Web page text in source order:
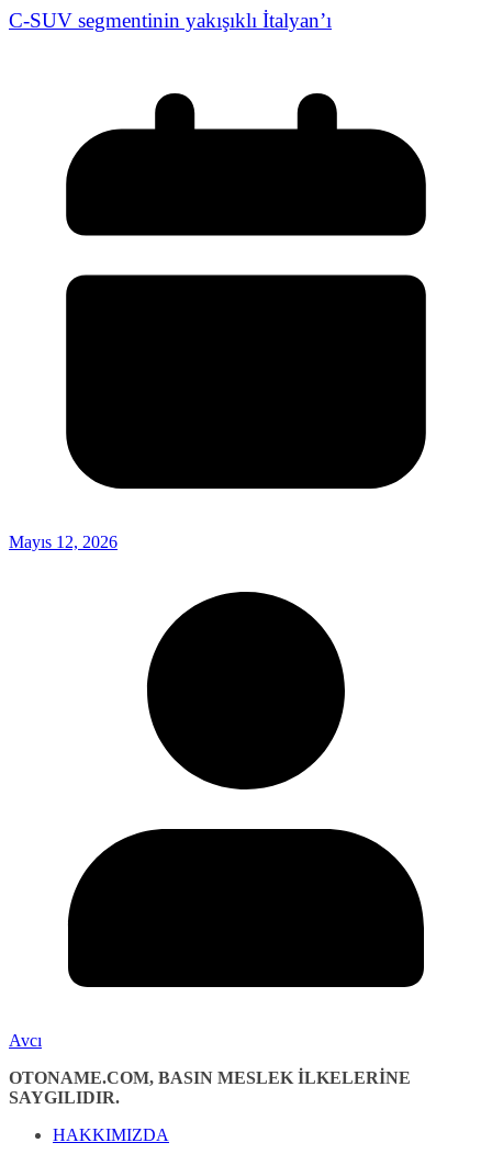
C-SUV segmentinin yakışıklı İtalyan’ı
Mayıs 12, 2026
Avcı
OTONAME.COM, BASIN MESLEK İLKELERİNE
SAYGILIDIR.
HAKKIMIZDA